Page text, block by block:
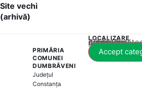
Site vechi
(arhivă)
PRIMĂRIA
COMUNEI
DUMBRĂVENI
Județul
Constanța
LOCALIZARE
Acest conținut este blocat până când acceptați categoria corespunzătoare de cookie-uri.
Accept